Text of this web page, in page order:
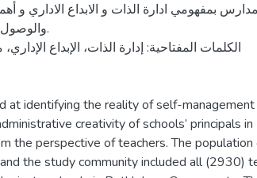
بمفهومي ادارة الذات و الابداع الاداري و
والوصول
الكلمات المفتاحية: إدارة الذات، الإبداع
at identifying the reality of self-management
creativity of schools’ principals
the perspective of teachers. The
the study community included all (2930)